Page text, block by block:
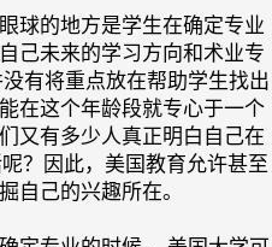
球的地方是学生在确定专业
己未来的学习方向和术业专
有将重点放在帮助学生找出
在这个年龄段就专心于一个
又有多少人真正明白自己在
？因此，美国教育允许甚至
自己的兴趣所在。